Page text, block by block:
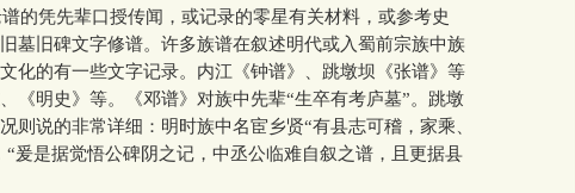
的凭先辈口授传闻，或记录的零星有关材料，或参考史
墓旧碑文字修谱。许多族谱在叙述明代或入蜀前宗族中族
化的有一些文字记录。内江《钟谱》、跳墩坝《张谱》等
《明史》等。《邓谱》对族中先辈“生卒有考庐墓”。跳墩
则说的非常详细：明时族中名宦乡贤“有县志可稽，家乘、
爰是据觉悟公碑阴之记，中丞公临难自叙之谱，且更据县